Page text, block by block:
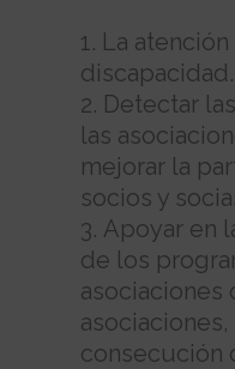
La
discapacidad.
Detectar
las
mejorar la
socios y
Apoyar en
de los
asociaciones
asociaciones,
consecución